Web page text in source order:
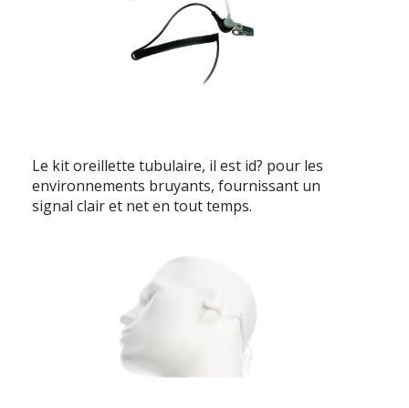
Le kit oreillette tubulaire, il est id? pour les
environnements bruyants, fournissant un
signal clair et net en tout temps.